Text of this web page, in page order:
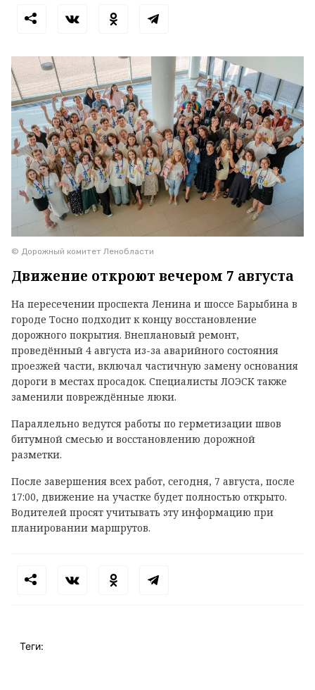
© Дорожный комитет Ленобласти
Движение откроют вечером 7 августа
На пересечении проспекта Ленина и шоссе Барыбина в
городе Тосно подходит к концу восстановление
дорожного покрытия. Внеплановый ремонт,
проведённый 4 августа из-за аварийного состояния
проезжей части, включал частичную замену основания
дороги в местах просадок. Специалисты ЛОЭСК также
заменили повреждённые люки.
Параллельно ведутся работы по герметизации швов
битумной смесью и восстановлению дорожной
разметки.
После завершения всех работ, сегодня, 7 августа, после
17:00, движение на участке будет полностью открыто.
Водителей просят учитывать эту информацию при
планировании маршрутов.
Теги: